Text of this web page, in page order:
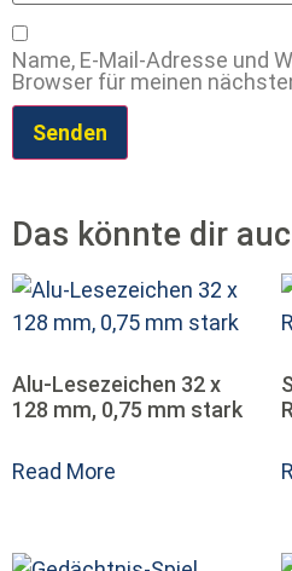
Name, E-Mail-Adresse und
Browser für meinen
Das könnte dir
Alu-Lesezeichen 32 x
128 mm, 0,75 mm stark
Read More